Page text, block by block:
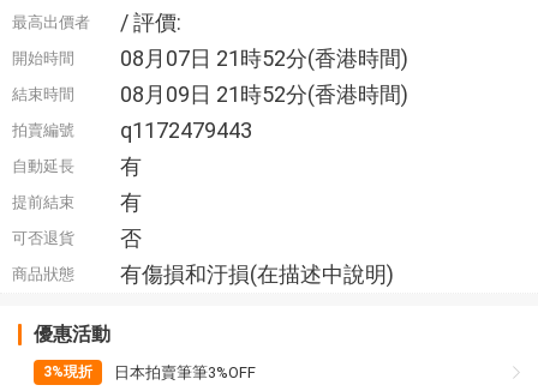
最高出價者 / 評價:
開始時間 08月07日 21時52分(香港時間)
結束時間 08月09日 21時52分(香港時間)
拍賣編號 q1172479443
自動延長 有
提前結束 有
可否退貨 否
商品狀態 有傷損和汙損(在描述中說明)
優惠活動
3%現折 日本拍賣筆筆3%OFF